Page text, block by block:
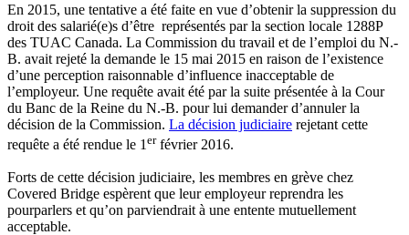
En 2015, une tentative a été faite en vue d’obtenir la suppression du
droit des salarié(e)s d’être représentés par la section locale 1288P
des TUAC Canada. La Commission du travail et de l’emploi du N.-
B. avait rejeté la demande le 15 mai 2015 en raison de l’existence
d’une perception raisonnable d’influence inacceptable de
l’employeur. Une requête avait été par la suite présentée à la Cour
du Banc de la Reine du N.-B. pour lui demander d’annuler la
décision de la Commission. La décision judiciaire rejetant cette
requête a été rendue le 1 erfévrier 2016.
Forts de cette décision judiciaire, les membres en grève chez
Covered Bridge espèrent que leur employeur reprendra les
pourparlers et qu’on parviendrait à une entente mutuellement
acceptable.